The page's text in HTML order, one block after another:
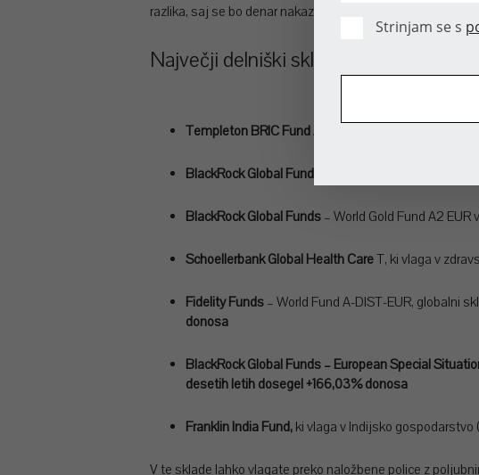
razlika, saj se bo denar nakazal nazaj na račun vlagatelja v
Največji delniški skladi na svetu v
Templeton BRIC FundA, ki je ocenjen s štirimi
BlackRock Global Funds
BlackRock Global Funds– World Gold Fund A2 EUR
Schoellerbank Global Health CareT, ki vlaga v
Fidelity Funds– World Fund A-DIST-EUR, globalni
donosa
BlackRock Global Funds – European Special
desetih letih dosegel +166,03% donosa
Franklin India Fund,ki vlaga v Indijsko gospodarstvo
V te sklade lahko vlagate preko naložbene police z
Strinjam se s